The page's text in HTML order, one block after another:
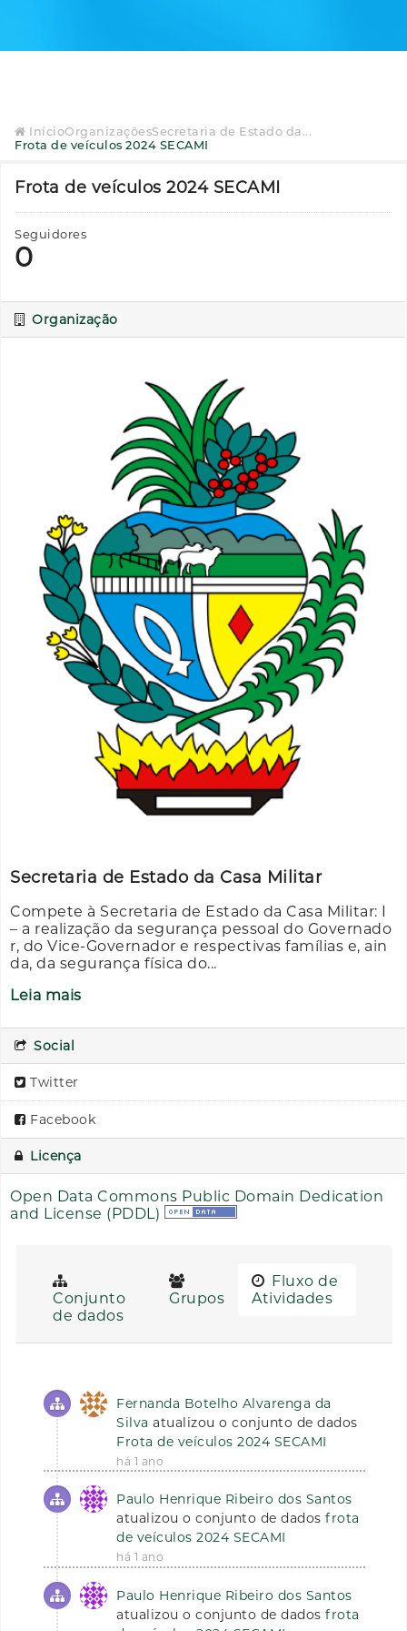
InícioOrganizaçõesSecretaria de Estado da...
Frota de veículos 2024 SECAMI
Frota de veículos 2024 SECAMI
Seguidores
0
Organização
Secretaria de Estado da Casa Militar
Compete à Secretaria de Estado da Casa Militar: I
– a realização da segurança pessoal do Governado
r, do Vice-Governador e respectivas famílias e, ain
da, da segurança física do...
Leia mais
Social
Twitter
Facebook
Licença
Open Data Commons Public Domain Dedication
and License (PDDL)
Conjunto
de dados
Grupos
Fluxo de
Atividades
Fernanda Botelho Alvarenga da
Silva atualizou o conjunto de dados
Frota de veículos 2024 SECAMI
há 1 ano
Paulo Henrique Ribeiro dos Santos
atualizou o conjunto de dados frota
de veículos 2024 SECAMI
há 1 ano
Paulo Henrique Ribeiro dos Santos
atualizou o conjunto de dados frota